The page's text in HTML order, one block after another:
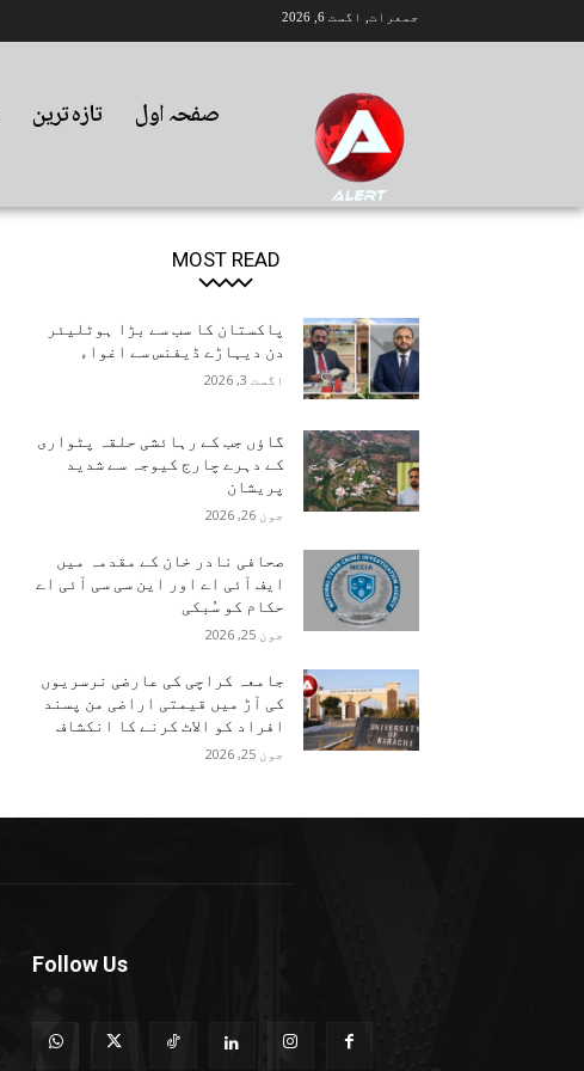
جمعرات, اگست 6, 2026
صفحہ اول تازہ ترین
MOST READ
پاکستان کا سب سے بڑا ہوٹلیئر
دن دیہاڑے ڈیفنس سے اغواء
اگست 3, 2026
گاؤں جب کے رہائشی حلقہ پٹواری
کے دہرے چارج کیوجہ سے شدید
پریشان
جون 26, 2026
صحافی نادر خان کے مقدمہ میں
ایف آئی اے اور این سی سی آئی اے
حکام کو سُبکی
جون 25, 2026
جامعہ کراچی کی عارضی نرسریوں
کی آڑ میں قیمتی اراضی من پسند
افراد کو الاٹ کرنے کا انکشاف
جون 25, 2026
Follow Us